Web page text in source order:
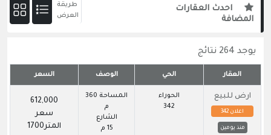
احدث العقارات
المضافة
طريقة
العرض
يوجد 264 نتائج
العقار الحي الوصف السعر
ارض للبيع
اعلان 342
منذ يومين
الحوراء
342
المساحة 360
م
الشارع
15 م
612,000
سعر
المتر1700